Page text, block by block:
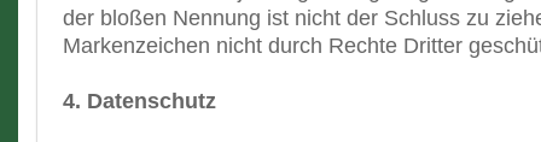
der bloßen Nennung ist nicht der Schluss zu
Markenzeichen nicht durch Rechte Dritter
4. Datenschutz